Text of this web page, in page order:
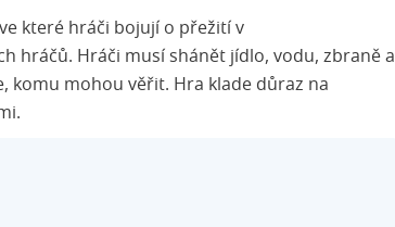
které hráči bojují o přežití v
hráčů. Hráči musí shánět jídlo, vodu, zbraně a
komu mohou věřit. Hra klade důraz na